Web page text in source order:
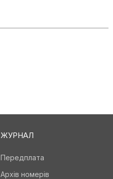
ЖУРНАЛ
Передплата
Архів номерів